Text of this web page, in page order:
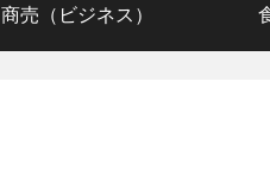
商売（ビジネス）